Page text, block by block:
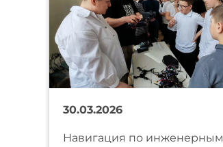
30.03.2026
Навигация по инженерным